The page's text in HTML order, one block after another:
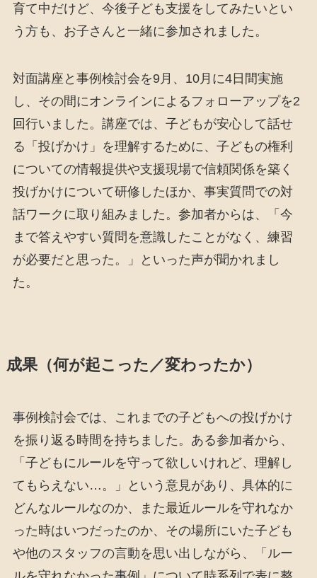
育て中だけど、今後子ども支援をしてみたいとい
う方も、お子さんと一緒に参加されました。
対面講座と事例検討会を9月、10月に4日間実施
し、その間にオンラインによるフォローアップを2
回行いました。講座では、子どもが安心して話せ
る「投げかけ」を理解するために、子どもの権利
についての情報提供や支援現場で信頼関係を築く
投げかけについて研修したほか、事実質問での対
話ワークに取り組みました。参加者からは、「今
まで答えやすい質問を意識したことがなく、練習
が必要だと思った。」といった声が聞かれまし
た。
成果（何が起こった／変わったか）
事例検討会では、これまでの子どもへの投げかけ
を振り返る時間を持ちました。ある参加者から、
「子どもにルールを守って欲しいけれど、理解し
てもらえない…。」という意見があり、具体的に
どんなルールなのか、また最近ルールを守れなか
った時はいつだったのか、その場所にいた子ども
や他のスタッフの言動を思い出しながら、「ルー